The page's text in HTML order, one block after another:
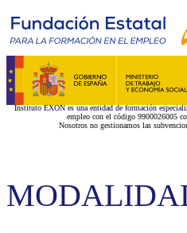
Instituto EXON es una entidad de formación
empleo con el código 9900026005
Nosotros no gestionamos las